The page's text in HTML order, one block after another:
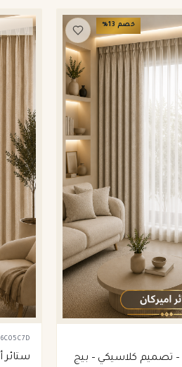
خصم 13
%
– تصميم كلاسيكي – بيج
ستائر
ستائر